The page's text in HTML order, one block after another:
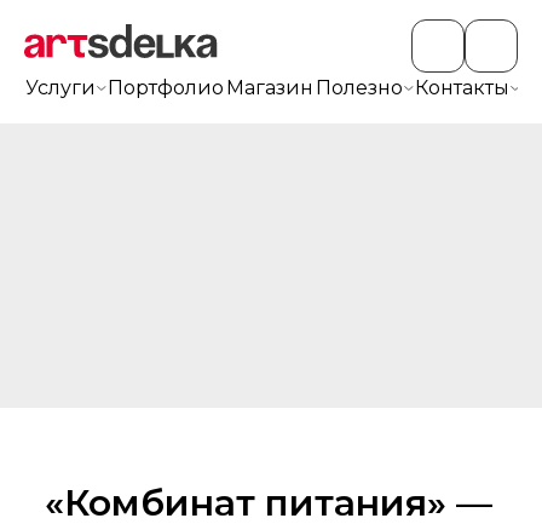
Услуги Портфолио Магазин Полезно Контакты
питания